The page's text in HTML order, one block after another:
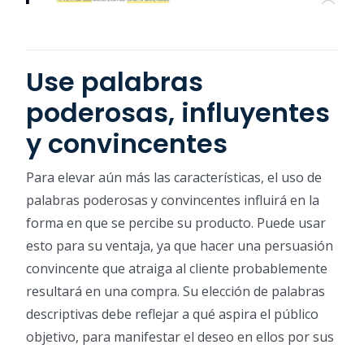
Use palabras
poderosas, influyentes
y convincentes
Para elevar aún más las características, el uso de
palabras poderosas y convincentes influirá en la
forma en que se percibe su producto. Puede usar
esto para su ventaja, ya que hacer una persuasión
convincente que atraiga al cliente probablemente
resultará en una compra. Su elección de palabras
descriptivas debe reflejar a qué aspira el público
objetivo, para manifestar el deseo en ellos por sus